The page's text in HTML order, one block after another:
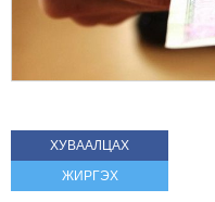
ХУВААЛЦАХ
ЖИРГЭХ